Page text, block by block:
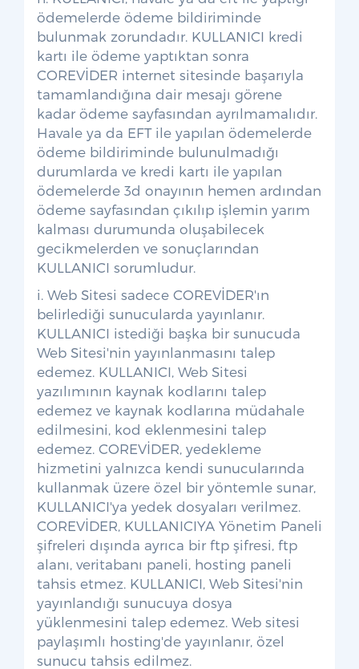
ödemelerde ödeme bildiriminde
bulunmak zorundadır. KULLANICI kredi
kartı ile ödeme yaptıktan sonra
COREVİDER internet sitesinde başarıyla
tamamlandığına dair mesajı görene
kadar ödeme sayfasından ayrılmamalıdır.
Havale ya da EFT ile yapılan ödemelerde
ödeme bildiriminde bulunulmadığı
durumlarda ve kredi kartı ile yapılan
ödemelerde 3d onayının hemen ardından
ödeme sayfasından çıkılıp işlemin yarım
kalması durumunda oluşabilecek
gecikmelerden ve sonuçlarından
KULLANICI sorumludur.
i. Web Sitesi sadece COREVİDER'ın
belirlediği sunucularda yayınlanır.
KULLANICI istediği başka bir sunucuda
Web Sitesi'nin yayınlanmasını talep
edemez. KULLANICI, Web Sitesi
yazılımının kaynak kodlarını talep
edemez ve kaynak kodlarına müdahale
edilmesini, kod eklenmesini talep
edemez. COREVİDER, yedekleme
hizmetini yalnızca kendi sunucularında
kullanmak üzere özel bir yöntemle sunar,
KULLANICI'ya yedek dosyaları verilmez.
COREVİDER, KULLANICIYA Yönetim Paneli
şifreleri dışında ayrıca bir ftp şifresi, ftp
alanı, veritabanı paneli, hosting paneli
tahsis etmez. KULLANICI, Web Sitesi'nin
yayınlandığı sunucuya dosya
yüklenmesini talep edemez. Web sitesi
paylaşımlı hosting'de yayınlanır, özel
sunucu tahsis edilmez.